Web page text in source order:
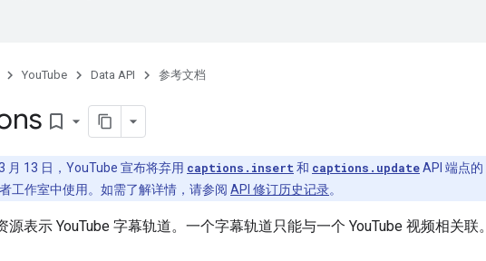
YouTube Data API 参考文档
bookmark_border
月 13 日，YouTube 宣布将弃用 captions.insert 和 captions.updateAPI 端点的
工作室中使用。如需了解详情，请参阅 API 修订历史记录。
源表示 YouTube 字幕轨道。一个字幕轨道只能与一个 YouTube 视频相关联。